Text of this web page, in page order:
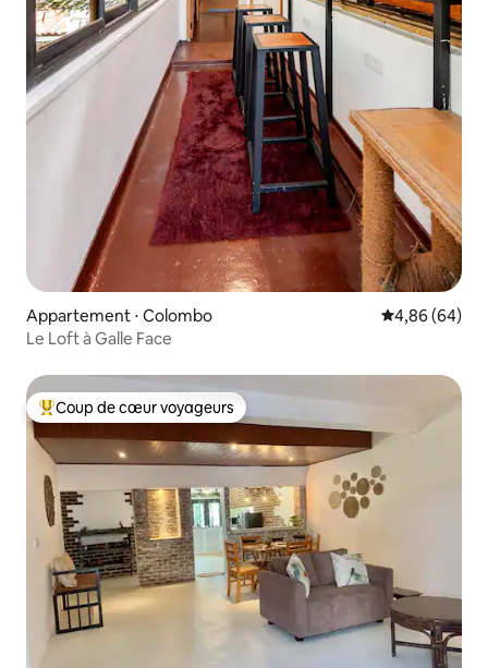
Appartement ⋅ Colombo Évaluation
4,86 (64)
Le Loft à Galle Face
Coups de cœur voyageurs les plus appréciés
Coup de cœur voyageurs